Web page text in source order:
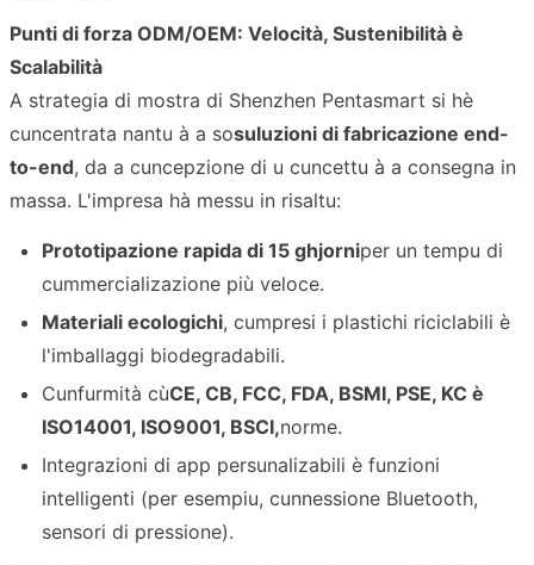
Punti di forza ODM/OEM: Velocità, Sustenibilità è
Scalabilità
A strategia di mostra di Shenzhen Pentasmart si hè
cuncentrata nantu à a sosuluzioni di fabricazione end-
to-end, da a cuncepzione di u cuncettu à a consegna in
massa. L'impresa hà messu in risaltu:
Prototipazione rapida di 15 ghjorniper un tempu di
cummercializazione più veloce.
Materiali ecologichi, cumpresi i plastichi riciclabili è
l'imballaggi biodegradabili.
Cunfurmità cùCE, CB, FCC, FDA, BSMI, PSE, KC è
ISO14001, ISO9001, BSCI,norme.
Integrazioni di app persunalizabili è funzioni
intelligenti (per esempiu, cunnessione Bluetooth,
sensori di pressione).